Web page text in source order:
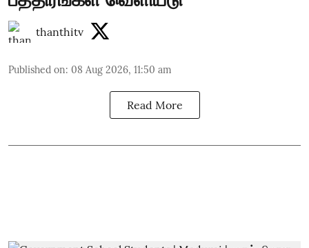
thanthitv
Published on: 08 Aug 2026, 11:50 am
Read More